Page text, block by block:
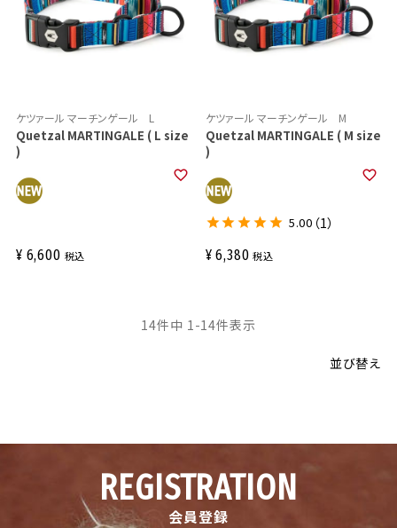
ケツァール マーチンゲール L
Quetzal MARTINGALE ( L size
)
¥ 6,600 税込
ケツァール マーチンゲール M
Quetzal MARTINGALE ( M size
)
¥ 6,380 税込
5.00 （1）
並び替え
14件中 1 -14件表示
REGISTRATION
会員登録